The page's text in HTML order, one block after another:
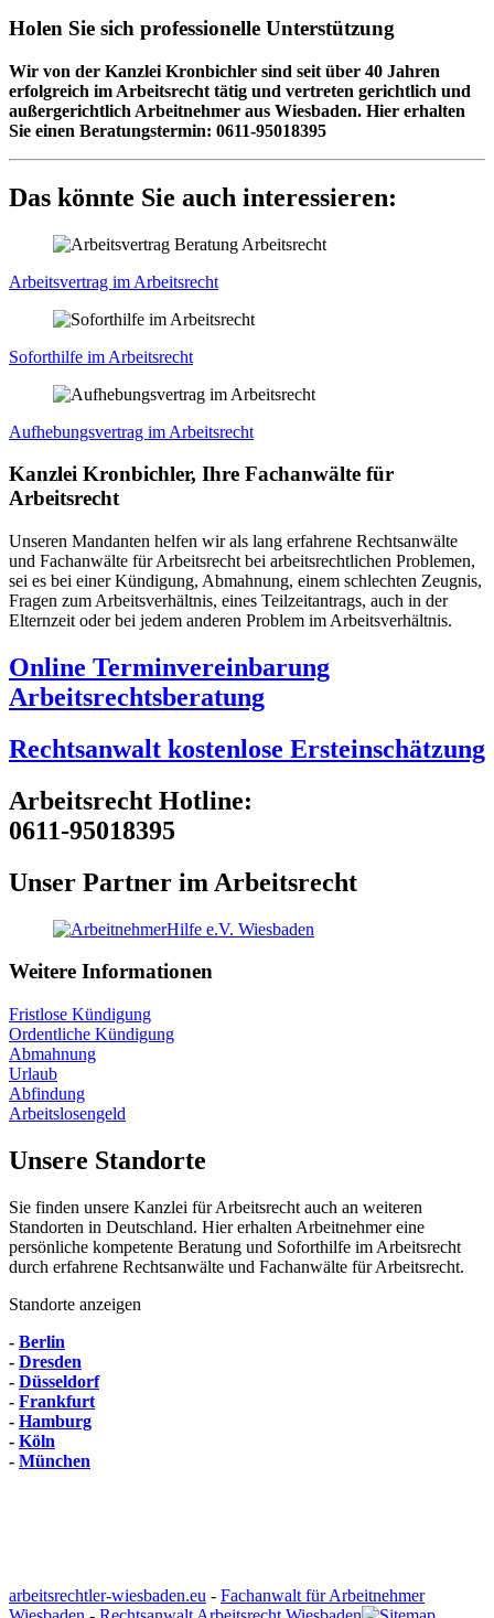
Holen Sie sich professionelle Unterstützung
Wir von der Kanzlei Kronbichler sind seit über 40 Jahren
erfolgreich im Arbeitsrecht tätig und vertreten gerichtlich und
außergerichtlich Arbeitnehmer aus Wiesbaden. Hier erhalten
Sie einen Beratungstermin: 0611-95018395
Das könnte Sie auch interessieren:
Arbeitsvertrag im Arbeitsrecht
Soforthilfe im Arbeitsrecht
Aufhebungsvertrag im Arbeitsrecht
Kanzlei Kronbichler, Ihre Fachanwälte für
Arbeitsrecht
Unseren Mandanten helfen wir als lang erfahrene Rechtsanwälte
und Fachanwälte für Arbeitsrecht bei arbeitsrechtlichen Problemen,
sei es bei einer Kündigung, Abmahnung, einem schlechten Zeugnis,
Fragen zum Arbeitsverhältnis, eines Teilzeitantrags, auch in der
Elternzeit oder bei jedem anderen Problem im Arbeitsverhältnis.
Online Terminvereinbarung
Arbeitsrechtsberatung
Rechtsanwalt kostenlose Ersteinschätzung
Arbeitsrecht Hotline:
0611-95018395
Unser Partner im Arbeitsrecht
Weitere Informationen
Fristlose Kündigung
Ordentliche Kündigung
Abmahnung
Urlaub
Abfindung
Arbeitslosengeld
Unsere Standorte
Sie finden unsere Kanzlei für Arbeitsrecht auch an weiteren
Standorten in Deutschland. Hier erhalten Arbeitnehmer eine
persönliche kompetente Beratung und Soforthilfe im Arbeitsrecht
durch erfahrene Rechtsanwälte und Fachanwälte für Arbeitsrecht.
Standorte anzeigen
- Berlin
- Dresden
- Düsseldorf
- Frankfurt
- Hamburg
- Köln
- München
arbeitsrechtler-wiesbaden.eu - Fachanwalt für Arbeitnehmer